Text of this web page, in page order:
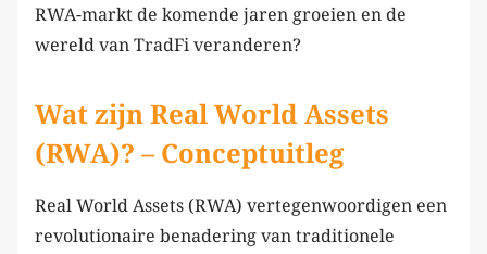
RWA-markt de komende jaren groeien en de
wereld van TradFi veranderen?
Wat zijn Real World Assets
(RWA)? – Conceptuitleg
Real World Assets (RWA) vertegenwoordigen een
revolutionaire benadering van traditionele